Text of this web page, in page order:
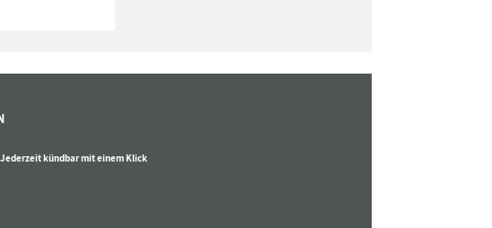
Jederzeit kündbar mit einem Klick